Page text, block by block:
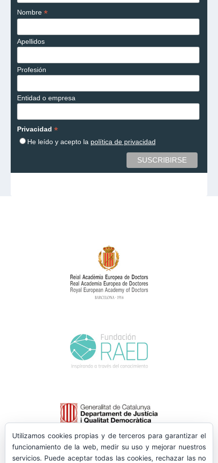
Nombre *
Apellidos
Profesión
Entidad o empresa
Privacidad *
He leído y acepto la política de privacidad
Utilizamos cookies propias y de terceros para garantizar el
funcionamiento de la web, medir su uso y mejorar nuestros
servicios. Puede aceptar todas las cookies, rechazar las no